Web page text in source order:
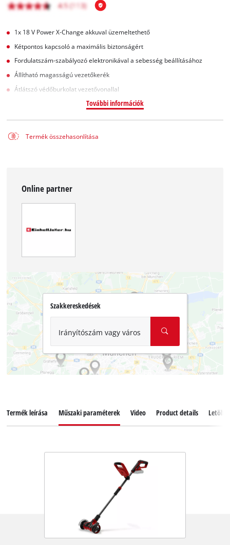
1x 18 V Power X-Change akkuval üzemeltethető
Kétpontos kapcsoló a maximális biztonságért
Fordulatszám-szabályozó elektronikával a sebesség beállításához
Állítható magasságú vezetőkerék
Átlátszó védőburkolat vezetővonallal
További információk
Termék összehasonlítása
Online partner
Szakkereskedések
Irányítószám vagy város
Termék leírása Műszaki paraméterek Video Product details